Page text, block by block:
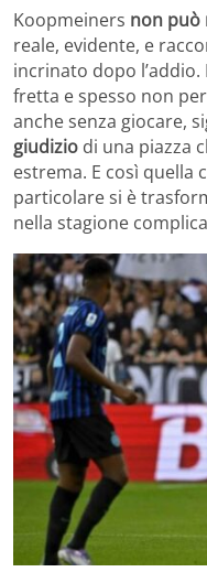
Koopmeiners non può
reale, evidente, e
incrinato dopo
fretta e spesso non
anche senza giocare,
giudizio di una piazza
estrema. E così quella
particolare si è
nella stagione